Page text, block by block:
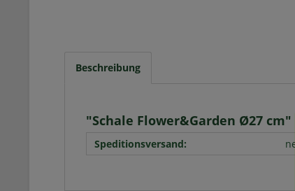
Beschreibung
"Schale Flower&Garden Ø27 cm"
Speditionsversand: